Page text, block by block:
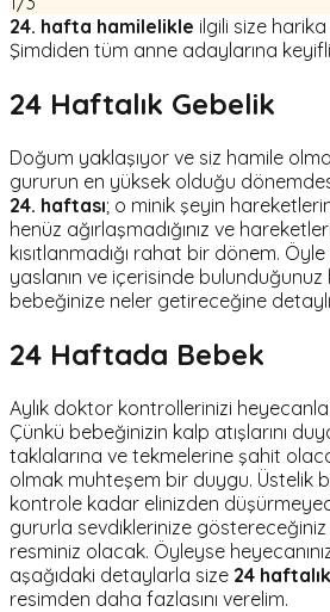
24. hafta hamilelikle ilgili size harika
Şimdiden tüm anne adaylarına
24 Haftalık Gebelik
Doğum yaklaşıyor ve siz hamile
gururun en yüksek olduğu
24. haftası; o minik şeyin
henüz ağırlaşmadığınız ve
kısıtlanmadığı rahat bir dönem.
yaslanın ve içerisinde bulunduğunuz
bebeğinize neler getireceğine
24 Haftada Bebek
Aylık doktor kontrollerinizi
Çünkü bebeğinizin kalp atışlarını
taklalarına ve tekmelerine şahit
olmak muhteşem bir duygu. Üstelik
kontrole kadar elinizden
gururla sevdiklerinize
resminiz olacak. Öyleyse
aşağıdaki detaylarla size 24
resimden daha fazlasını verelim.